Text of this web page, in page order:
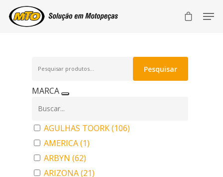
por:
Pesquisar
MARCA
AGULHAS TOORK(106)
AMERICA(1)
ARBYN (62)
ARIZONA(21)